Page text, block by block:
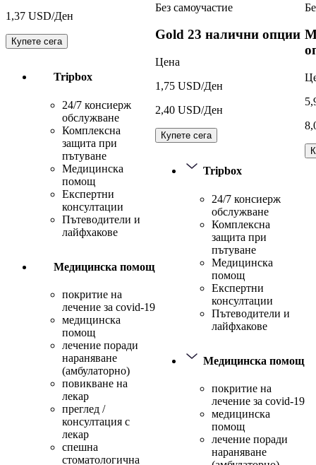
1,37 USD/Ден
Купете сега
Tripbox
24/7 консиерж
обслужване
Комплексна
защита при
пътуване
Медицинска
помощ
Експертни
консултации
Пътеводители и
лайфхакове
Медицинска помощ
покритие на
лечение за covid-19
медицинска
помощ
лечение поради
нараняване
(амбулаторно)
повикване на
лекар
преглед /
консултация с
лекар
спешна
стоматологична
Без самоучастие
Gold 23 налични опции
Цена
1,75 USD/Ден
2,40 USD/Ден
Купете сега
Tripbox
24/7 консиерж
обслужване
Комплексна
защита при
пътуване
Медицинска
помощ
Експертни
консултации
Пътеводители и
лайфхакове
Медицинска помощ
покритие на
лечение за covid-19
медицинска
помощ
лечение поради
нараняване